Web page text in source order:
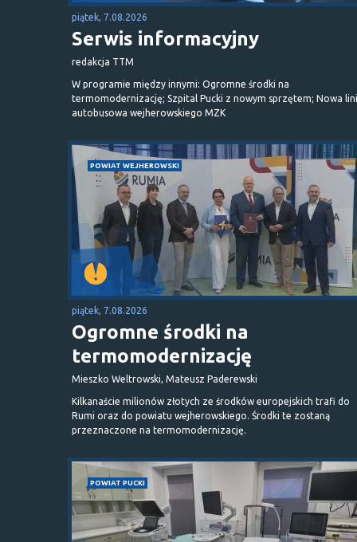
piątek, 7.08.2026
Serwis informacyjny
redakcja TTM
W programie między innymi: Ogromne środki na
termomodernizację; Szpital Pucki z nowym sprzętem; Nowa
autobusowa wejherowskiego MZK
POWIAT WEJHEROWSKI
piątek, 7.08.2026
Ogromne środki na
termomodernizację
Mieszko Weltrowski, Mateusz Paderewski
Kilkanaście milionów złotych ze środków europejskich trafi do
Rumi oraz do powiatu wejherowskiego. Środki te zostaną
przeznaczone na termomodernizację.
POWIAT PUCKI